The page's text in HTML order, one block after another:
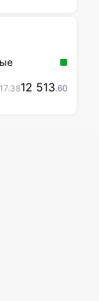
17.3812 513.60